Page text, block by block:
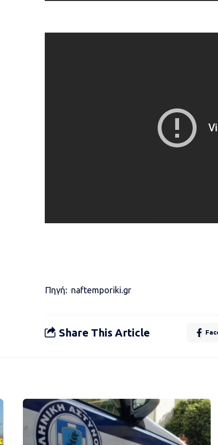
Πηγή: naftemporiki.gr
Share This Article